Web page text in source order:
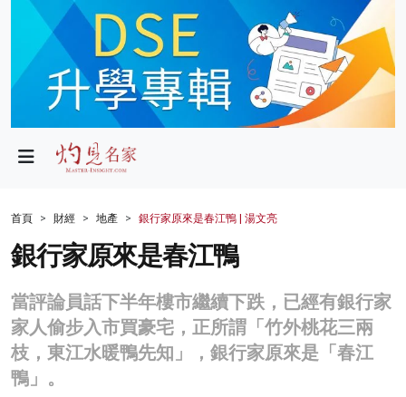
政局
財經
生活
商業
科技
首頁 財經 地產 銀行家原來是春江鴨 | 湯文亮
銀行家原來是春江鴨
當評論員話下半年樓市繼續下跌，已經有銀行家
家人偷步入市買豪宅，正所謂「竹外桃花三兩
枝，東江水暖鴨先知」，銀行家原來是「春江
鴨」。